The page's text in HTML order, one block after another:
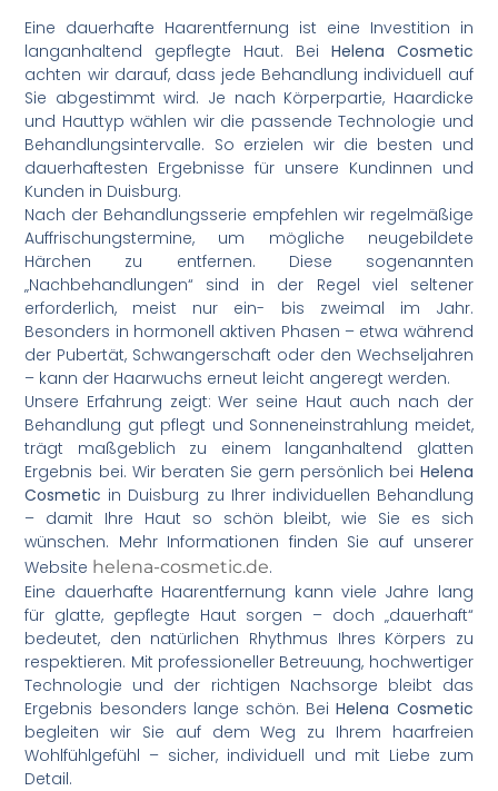
Eine dauerhafte Haarentfernung ist eine Investition in
langanhaltend gepflegte Haut. Bei Helena Cosmetic
achten wir darauf, dass jede Behandlung individuell auf
Sie abgestimmt wird. Je nach Körperpartie, Haardicke
und Hauttyp wählen wir die passende Technologie und
Behandlungsintervalle. So erzielen wir die besten und
dauerhaftesten Ergebnisse für unsere Kundinnen und
Kunden in Duisburg.
Nach der Behandlungsserie empfehlen wir regelmäßige
Auffrischungstermine, um mögliche neugebildete
Härchen zu entfernen. Diese sogenannten
„Nachbehandlungen“ sind in der Regel viel seltener
erforderlich, meist nur ein- bis zweimal im Jahr.
Besonders in hormonell aktiven Phasen – etwa während
der Pubertät, Schwangerschaft oder den Wechseljahren
– kann der Haarwuchs erneut leicht angeregt werden.
Unsere Erfahrung zeigt: Wer seine Haut auch nach der
Behandlung gut pflegt und Sonneneinstrahlung meidet,
trägt maßgeblich zu einem langanhaltend glatten
Ergebnis bei. Wir beraten Sie gern persönlich bei Helena
Cosmetic in Duisburg zu Ihrer individuellen Behandlung
– damit Ihre Haut so schön bleibt, wie Sie es sich
wünschen. Mehr Informationen finden Sie auf unserer
Website helena-cosmetic.de.
Eine dauerhafte Haarentfernung kann viele Jahre lang
für glatte, gepflegte Haut sorgen – doch „dauerhaft“
bedeutet, den natürlichen Rhythmus Ihres Körpers zu
respektieren. Mit professioneller Betreuung, hochwertiger
Technologie und der richtigen Nachsorge bleibt das
Ergebnis besonders lange schön. BeiHelena Cosmetic
begleiten wir Sie auf dem Weg zu Ihrem haarfreien
Wohlfühlgefühl – sicher, individuell und mit Liebe zum
Detail.